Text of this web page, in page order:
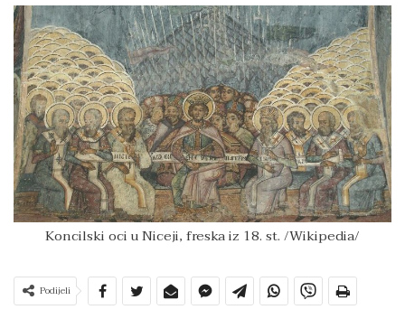
Koncilski oci u Niceji, freska iz 18. st. /Wikipedia/
Podijeli